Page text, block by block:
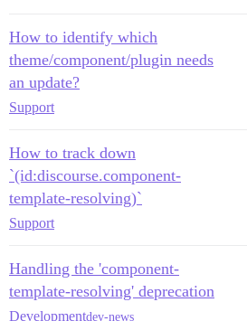
How to identify which
theme/component/plugin needs
an update?
Support
How to track down
`(id:discourse.component-
template-resolving)`
Support
Handling the 'component-
template-resolving' deprecation
Developmentdev-news